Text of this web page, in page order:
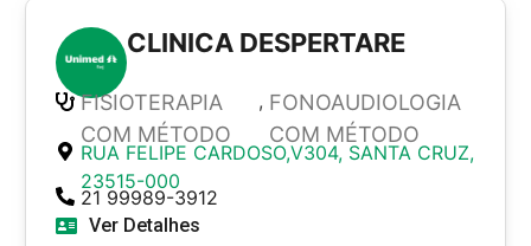
CLINICA DESPERTARE
FISIOTERAPIA
COM MÉTODO
, FONOAUDIOLOGIA
COM MÉTODO
RUA FELIPE CARDOSO,V304, SANTA CRUZ,
23515-000
21 99989-3912
Ver Detalhes